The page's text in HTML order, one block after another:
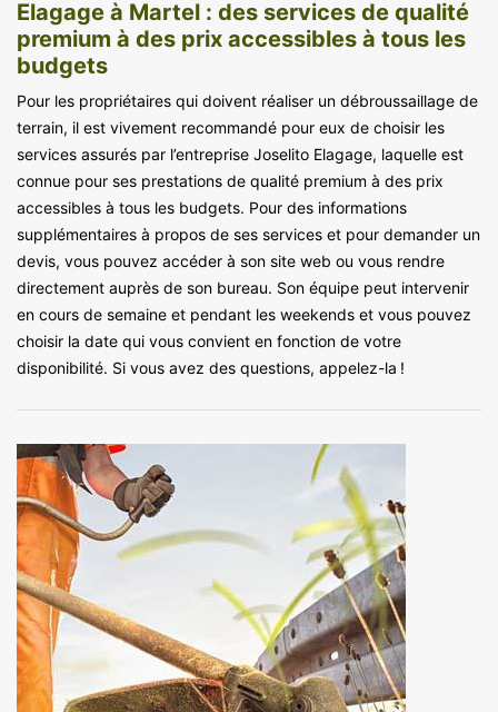
Elagage à Martel : des services de qualité
premium à des prix accessibles à tous les
budgets
Pour les propriétaires qui doivent réaliser un débroussaillage de
terrain, il est vivement recommandé pour eux de choisir les
services assurés par l’entreprise Joselito Elagage, laquelle est
connue pour ses prestations de qualité premium à des prix
accessibles à tous les budgets. Pour des informations
supplémentaires à propos de ses services et pour demander un
devis, vous pouvez accéder à son site web ou vous rendre
directement auprès de son bureau. Son équipe peut intervenir
en cours de semaine et pendant les weekends et vous pouvez
choisir la date qui vous convient en fonction de votre
disponibilité. Si vous avez des questions, appelez-la !